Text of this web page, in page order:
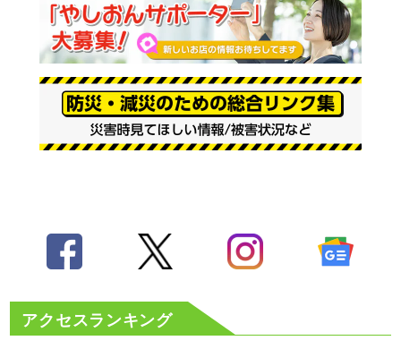
アクセスランキング